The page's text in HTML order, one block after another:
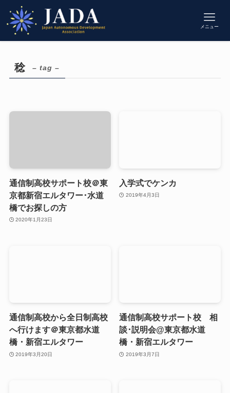
メニュー
稔 – tag –
通信制高校サポート校＠東
京都新宿エルタワー･水道
橋でお探しの方
2020年1月23日
入学式でケンカ
2019年4月3日
通信制高校から全日制高校
へ行けます＠東京都水道
橋・新宿エルタワー
2019年3月20日
通信制高校サポート校 相
談･説明会@東京都水道
橋・新宿エルタワー
2019年3月7日